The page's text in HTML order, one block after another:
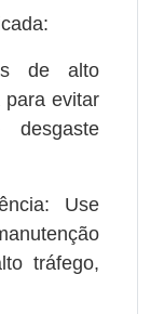
de alto
para evitar
Use
tráfego,